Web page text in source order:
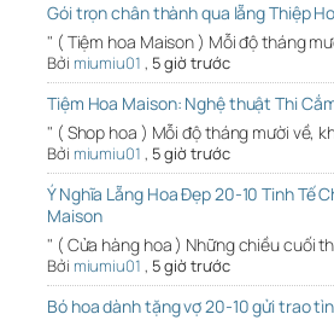
Gói trọn chân thành qua lẵng Thiệp
" ( Tiệm hoa Maison ) Mỗi độ tháng
Bởi miumiu01 , 5 giờ trước
Tiệm Hoa Maison: Nghệ thuật Thi
" ( Shop hoa ) Mỗi độ tháng mười về,
Bởi miumiu01 , 5 giờ trước
Ý Nghĩa Lẵng Hoa Đẹp 20-10 Tinh Tế
Maison
" ( Cửa hàng hoa ) Những chiều cuối
Bởi miumiu01 , 5 giờ trước
Bó hoa dành tặng vợ 20-10 gửi trao